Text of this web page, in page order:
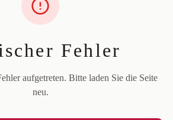
Fehler
aufgetreten. Bitte laden Sie die Seite
neu.